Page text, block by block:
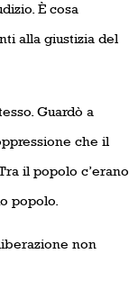
È cosa
alla giustizia del
Guardò a
che il
il popolo c’erano
popolo.
non